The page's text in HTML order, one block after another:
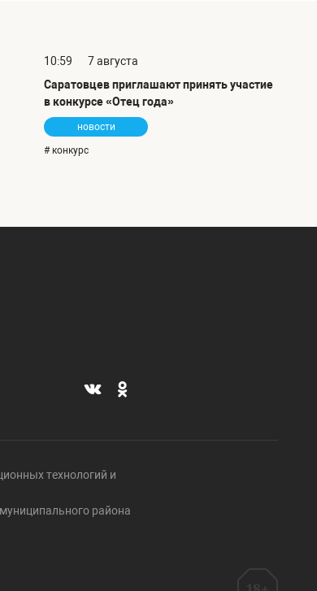
10:59
7 августа
Саратовцев приглашают принять участие
в конкурсе «Отец года»
новости
# конкурс
технологий и
района